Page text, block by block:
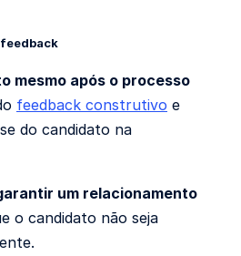
mesmo após o processo
feedback construtivo e
do candidato na
um relacionamento
o candidato não seja